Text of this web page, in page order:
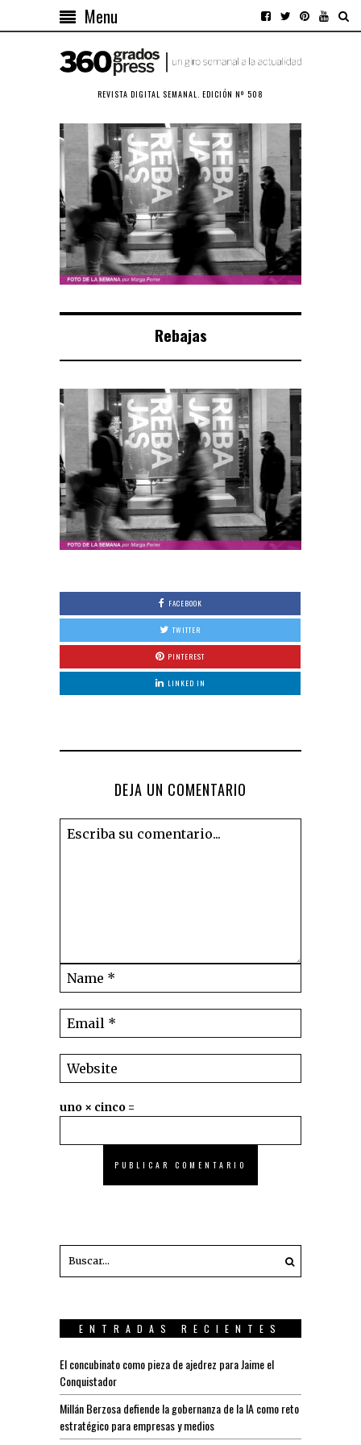
Menu
REVISTA DIGITAL SEMANAL. EDICIÓN Nº 508
Rebajas
FACEBOOK
TWITTER
PINTEREST
LINKED IN
DEJA UN COMENTARIO
uno × cinco =
ENTRADAS RECIENTES
El concubinato como pieza de ajedrez para Jaime el
Conquistador
Millán Berzosa defiende la gobernanza de la IA como reto
estratégico para empresas y medios